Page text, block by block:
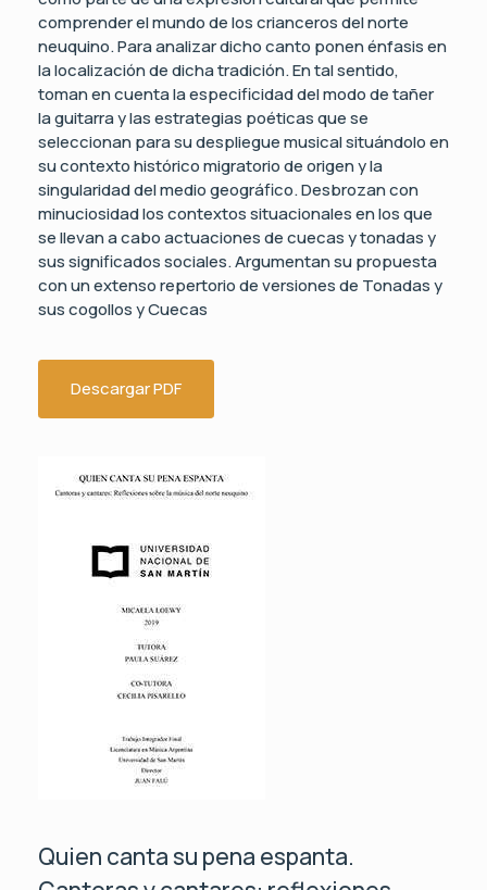
comprender el mundo de los crianceros del norte
neuquino. Para analizar dicho canto ponen énfasis en
la localización de dicha tradición. En tal sentido,
toman en cuenta la especificidad del modo de tañer
la guitarra y las estrategias poéticas que se
seleccionan para su despliegue musical situándolo en
su contexto histórico migratorio de origen y la
singularidad del medio geográfico. Desbrozan con
minuciosidad los contextos situacionales en los que
se llevan a cabo actuaciones de cuecas y tonadas y
sus significados sociales. Argumentan su propuesta
con un extenso repertorio de versiones de Tonadas y
sus cogollos y Cuecas
Descargar PDF
Quien canta su pena espanta.